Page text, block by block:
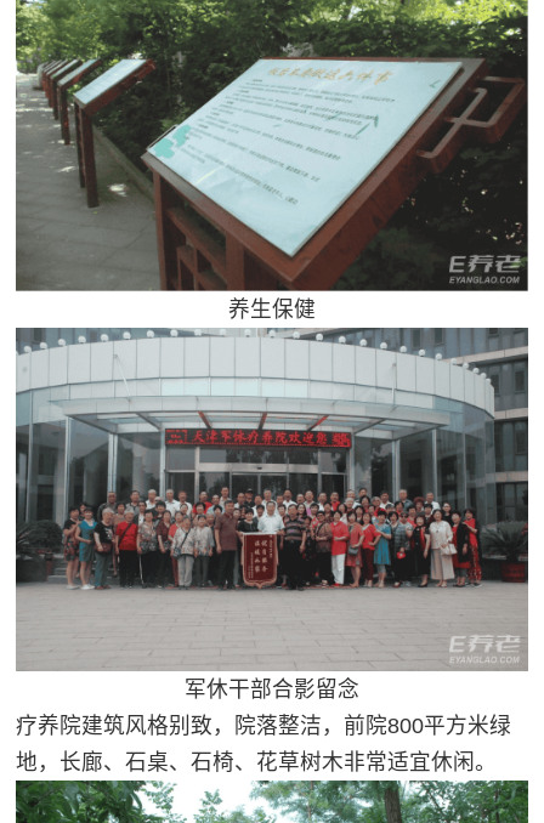
养生保健
军休干部合影留念
疗养院建筑风格别致，院落整洁，前院800平方米绿
地，长廊、石桌、石椅、花草树木非常适宜休闲。